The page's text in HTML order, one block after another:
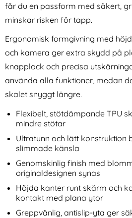
Härdat Glas - Svart
2-Pack Samsung A17
Linsskydd I Härdat Glas -
Svart
Art. nr 245541
rea pris
111 kr tidigare pris
111 kr
Tillgänglighet:
I lager
Köp
Samsung A17 Linsskydd I
Art.
I
3-
får du en passform med säkert,
minskar risken för tapp.
Ergonomisk formgivning med
och kamera ger extra skydd på
knapplock och precisa
använda alla funktioner, medan
skalet snyggt längre.
Flexibelt, stötdämpande TPU
mindre stötar
Ultratunn och lätt konstruktion
slimmade känsla
Genomskinlig finish med
originaldesignen synas
Höjda kanter runt skärm och
kontakt med plana ytor
Greppvänlig, antislip-yta ger